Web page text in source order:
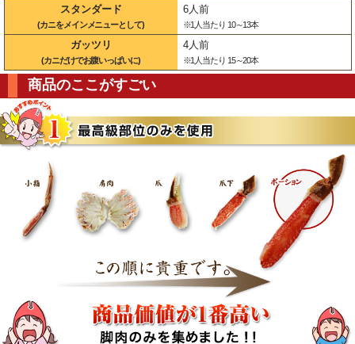
スタンダード
(カニをメインメニューとして)
6人前
※1人当たり 10～13本
ガッツリ
(カニだけでお腹いっぱいに)
4人前
※1人当たり 15～20本
商品のここがすごい